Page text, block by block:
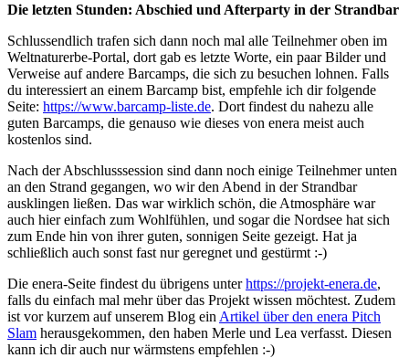
Die letzten Stunden: Abschied und Afterparty in der Strandbar
Schlussendlich trafen sich dann noch mal alle Teilnehmer oben im
Weltnaturerbe-Portal, dort gab es letzte Worte, ein paar Bilder und
Verweise auf andere Barcamps, die sich zu besuchen lohnen. Falls
du interessiert an einem Barcamp bist, empfehle ich dir folgende
Seite: https://www.barcamp-liste.de. Dort findest du nahezu alle
guten Barcamps, die genauso wie dieses von enera meist auch
kostenlos sind.
Nach der Abschlusssession sind dann noch einige Teilnehmer unten
an den Strand gegangen, wo wir den Abend in der Strandbar
ausklingen ließen. Das war wirklich schön, die Atmosphäre war
auch hier einfach zum Wohlfühlen, und sogar die Nordsee hat sich
zum Ende hin von ihrer guten, sonnigen Seite gezeigt. Hat ja
schließlich auch sonst fast nur geregnet und gestürmt :-)
Die enera-Seite findest du übrigens unterhttps://projekt-enera.de,
falls du einfach mal mehr über das Projekt wissen möchtest. Zudem
ist vor kurzem auf unserem Blog ein Artikel über den enera Pitch
Slam herausgekommen, den haben Merle und Lea verfasst. Diesen
kann ich dir auch nur wärmstens empfehlen :-)